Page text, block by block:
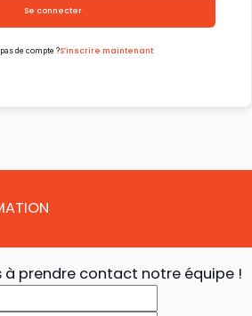
Se connecter
de compte ?S’inscrire maintenant
à prendre contact notre équipe !